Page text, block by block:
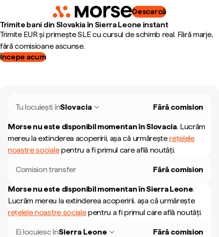
Descarcă
Trimite bani din Slovakia în Sierra Leone instant
Trimite EUR și primește SLE cu cursul de schimb real. Fără marje,
fără comisioane ascunse.
Începe acum
Tu locuiești înSlovacia Fără comision
Morse nu este disponibil momentan înSlovacia. Lucrăm
mereu la extinderea acoperirii, așa că urmăreșterețelele
noastre socialepentru a fi primul care află noutăți.
Comision transfer Fără comision
Morse nu este disponibil momentan înSierra Leone.
Lucrăm mereu la extinderea acoperirii, așa că urmărește
rețelele noastre socialepentru a fi primul care află noutăți.
Ei locuiesc înSierra Leone Fără comision